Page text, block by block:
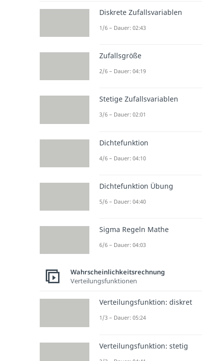
Diskrete Zufallsvariablen
1/6 – Dauer: 02:43
Zufallsgröße
2/6 – Dauer: 04:19
Stetige Zufallsvariablen
3/6 – Dauer: 02:01
Dichtefunktion
4/6 – Dauer: 04:10
Dichtefunktion Übung
5/6 – Dauer: 04:40
Sigma Regeln Mathe
6/6 – Dauer: 04:03
Wahrscheinlichkeitsrechnung
Verteilungsfunktionen
Verteilungsfunktion: diskret
1/3 – Dauer: 05:24
Verteilungsfunktion: stetig